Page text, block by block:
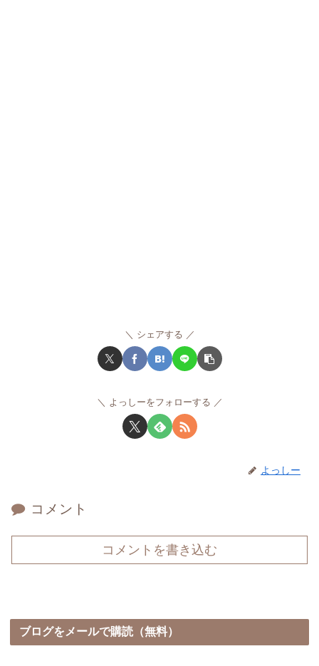
シェアする
よっしーをフォローする
よっしー
コメント
コメントを書き込む
ブログをメールで購読（無料）